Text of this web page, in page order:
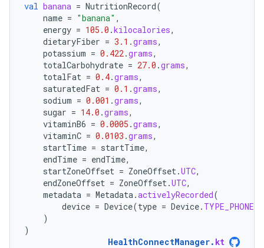
val banana = NutritionRecord(
name = "banana" ,
energy = 105.0 .kilocalories,
dietaryFiber = 3.1 .grams,
potassium = 0.422.grams,
totalCarbohydrate = 27.0 .grams,
totalFat = 0.4.grams,
saturatedFat = 0.1 .grams,
sodium = 0.001 .grams,
sugar = 14.0 .grams,
vitaminB6 = 0.0005 .grams,
vitaminC = 0.0103 .grams,
startTime = startTime,
endTime = endTime,
startZoneOffset = ZoneOffset.UTC,
endZoneOffset = ZoneOffset.UTC,
metadata = Metadata.activelyRecorded(
device = Device(type = Device. TYPE_PHONE
)
)
HealthConnectManager. kt